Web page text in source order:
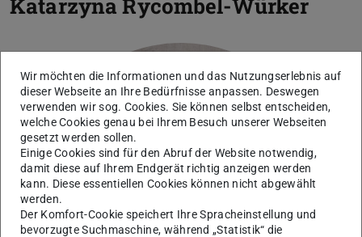
Wir möchten die Informationen und das Nutzungserlebnis auf
dieser Webseite an Ihre Bedürfnisse anpassen. Deswegen
verwenden wir sog. Cookies. Sie können selbst entscheiden,
welche Cookies genau bei Ihrem Besuch unserer Webseiten
gesetzt werden sollen.
Einige Cookies sind für den Abruf der Website notwendig,
damit diese auf Ihrem Endgerät richtig anzeigen werden
kann. Diese essentiellen Cookies können nicht abgewählt
werden.
Der Komfort-Cookie speichert Ihre Spracheinstellung und
bevorzugte Suchmaschine, während „Statistik“ die